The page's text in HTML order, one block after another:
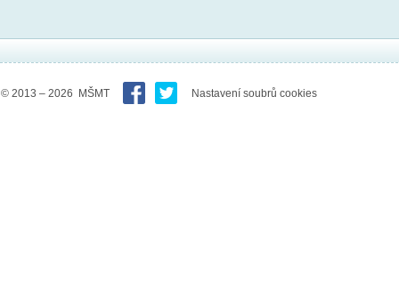
© 2013 – 2026 MŠMT Nastavení soubrů cookies